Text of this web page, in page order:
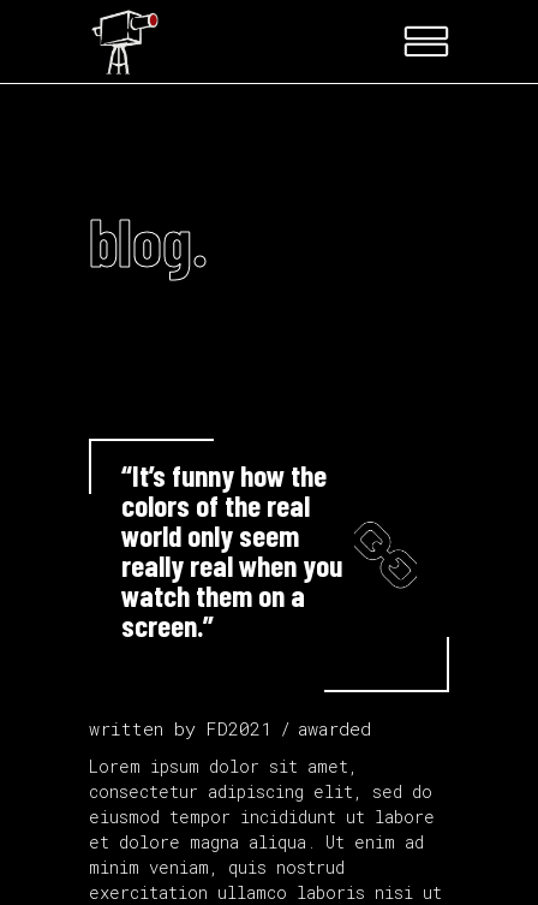
blog.
“It’s funny how the
colors of the real
world only seem
really real when you
watch them on a
screen.”
written by FD2021 awarded
Lorem ipsum dolor sit amet,
consectetur adipiscing elit, sed do
eiusmod tempor incididunt ut labore
et dolore magna aliqua. Ut enim ad
minim veniam, quis nostrud
exercitation ullamco laboris nisi ut